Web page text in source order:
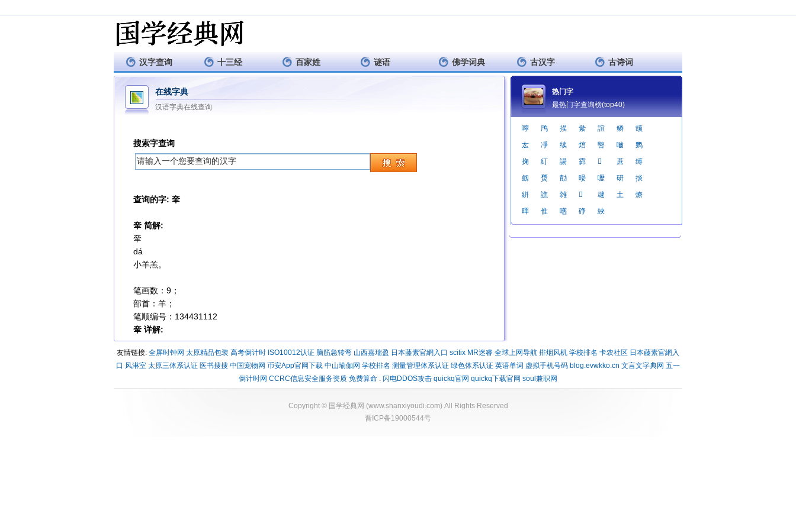
汉字查询 十三经 百家姓 谜语 佛学词典 古汉字 古诗词
在线字典
汉语字典在线查询
搜索字查询
查询的字: 羍
羍 简解:
羍
dá
小羊羔。
笔画数：9；
部首：羊；
笔顺编号：134431112
羍 详解:
热门字
最热门字查询榜(top40)
嚀 鸤 捑 絫 誼 鳞
颉
厷
凈 续 熍 暋 嚙
鹦
掬
糽 諹 霩  蔗
缚
劔
熃 勣 暥 嚦 研
掞
絣
譙 雑  叇 土
燎
暺
倠 嚿 碀 綊
友情链接: 全屏时钟网 太原精品包装 高考倒计时 ISO10012认证 脑筋急转弯 山西嘉瑞盈 日本藤素官網入口 scitix MR迷睿 全球上网导航 排烟风机 学校排名 卡农社区 日本藤素官網入
口 风淋室 太原三体系认证 医书搜搜 中国宠物网 币安App官网下载 中山瑜伽网 学校排名 测量管理体系认证 绿色体系认证 英语单词 虚拟手机号码 blog.evwkko.cn 文言文字典网 五一
倒计时网 CCRC信息安全服务资质 免费算命 . 闪电DDOS攻击 quickq官网 quickq下载官网 soul兼职网
Copyright © 国学经典网 (www.shanxiyoudi.com) All Rights Reserved
晋ICP备19000544号